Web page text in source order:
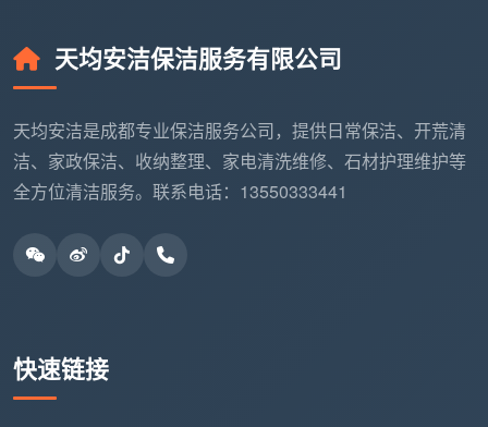
天均安洁保洁服务有限公司
天均安洁是成都专业保洁服务公司，提供日常保洁、开荒清
洁、家政保洁、收纳整理、家电清洗维修、石材护理维护等
全方位清洁服务。联系电话：13550333441
快速链接